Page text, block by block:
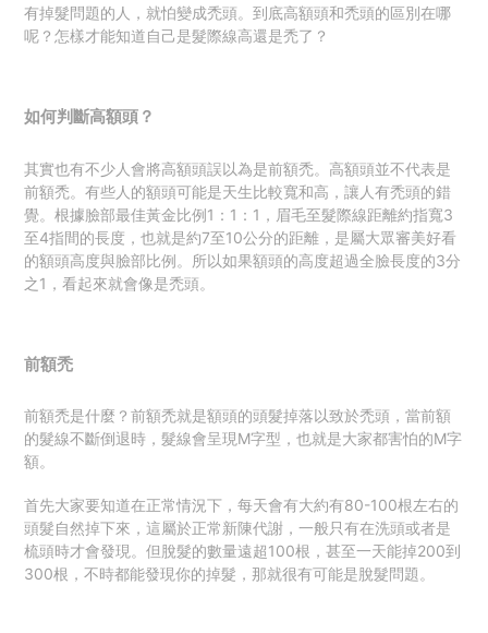
有掉髮問題的人，就怕變成禿頭。到底高額頭和禿頭的區別在哪
呢？怎樣才能知道自己是髮際線高還是禿了？
如何判斷高額頭？
其實也有不少人會將高額頭誤以為是前額禿。 高額頭並不代表是
前額禿。有些人的額頭可能是天生比較寬和高，讓人有禿頭的錯
覺。 根據臉部最佳黃金比例1：1：1， 眉毛至髮際線距離約指寬3
至4指間的長度，也就是約7至10公分的距離 ，是屬大眾審美好看
的額頭高度與臉部比例。所以如果額頭的高度超過全臉長度的3分
之1 ，看起來就會像是禿頭。
前額禿
前額禿是什麼？前額禿就是額頭的頭髮掉落以致於禿頭， 當前額
的髮線不斷倒退時，髮線會呈現M字型，也就是大家都害怕的M字
額。
首先大家要知道在正常情況下，每天會有大約有80-100根左右的
頭髮自然掉下來，這屬於正常新陳代謝，一般只有在洗頭或者是
梳頭時才會發現。 但脫髮的數量遠超100根，甚至一天能掉200到
300根，不時都能發現你的掉髮，那就很有可能是脫髮問題。